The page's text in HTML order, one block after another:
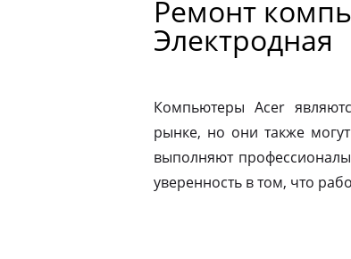
Ремонт
Электродная
Компьютеры Acer
рынке, но они также
выполняют
уверенность в том, что